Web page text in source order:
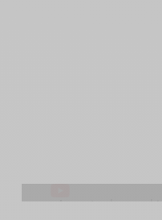
Acceptez les